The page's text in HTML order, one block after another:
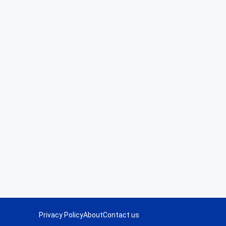
Privacy PolicyAboutContact us